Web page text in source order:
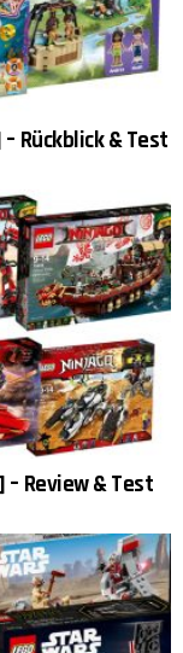
Rückblick & Test
– Review & Test